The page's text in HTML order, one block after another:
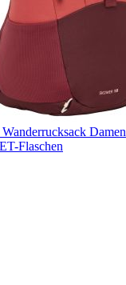
Damen
Flaschen